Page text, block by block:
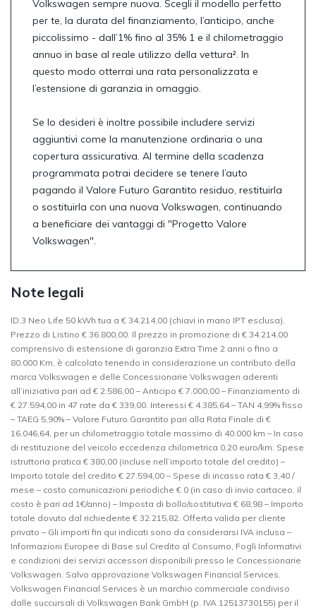
Volkswagen sempre nuova. Scegli il modello perfetto
per te, la durata del finanziamento, l’anticipo, anche
piccolissimo - dall’1% fino al 35% 1 e il chilometraggio
annuo in base al reale utilizzo della vettura². In
questo modo otterrai una rata personalizzata e
l’estensione di garanzia in omaggio.
Se lo desideri è inoltre possibile includere servizi
aggiuntivi come la manutenzione ordinaria o una
copertura assicurativa. Al termine della scadenza
programmata potrai decidere se tenere l’auto
pagando il Valore Futuro Garantito residuo, restituirla
o sostituirla con una nuova Volkswagen, continuando
a beneficiare dei vantaggi di "Progetto Valore
Volkswagen".
Note legali
ID.3 Neo Life 50 kWh tua a € 34.214,00 (chiavi in mano IPT esclusa).
Prezzo di Listino € 36.800,00. Il prezzo in promozione di € 34.214,00
comprensivo di estensione di garanzia Extra Time 2 anni o fino a
80.000 Km, è calcolato tenendo in considerazione un contributo della
marca Volkswagen e delle Concessionarie Volkswagen aderenti
all’iniziativa pari ad € 2.586,00 – Anticipo € 7.000,00 – Finanziamento di
€ 27.594,00 in 47 rate da € 339,00. Interessi € 4.385,64 – TAN 4,99% fisso
– TAEG 5,90% – Valore Futuro Garantito pari alla Rata Finale di €
16.046,64, per un chilometraggio totale massimo di 40.000 km – In caso
di restituzione del veicolo eccedenza chilometrica 0,20 euro/km. Spese
istruttoria pratica € 380,00 (incluse nell’importo totale del credito) –
Importo totale del credito € 27.594,00 – Spese di incasso rata € 3,40 /
mese – costo comunicazioni periodiche € 0 (in caso di invio cartaceo, il
costo è pari ad 1€/anno) – Imposta di bollo/sostitutiva € 68,98 – Importo
totale dovuto dal richiedente € 32.215,82. Offerta valida per cliente
privato – Gli importi fin qui indicati sono da considerarsi IVA inclusa –
Informazioni Europee di Base sul Credito al Consumo, Fogli Informativi
e condizioni dei servizi accessori disponibili presso le Concessionarie
Volkswagen. Salvo approvazione Volkswagen Financial Services.
Volkswagen Financial Services è un marchio commerciale condiviso
dalle succursali di Volkswagen Bank GmbH (p. IVA 12513730155) per il